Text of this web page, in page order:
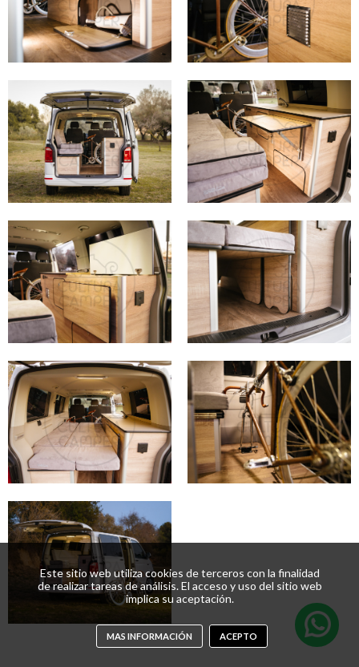
Este sitio web utiliza cookies de terceros con la finalidad
de realizar tareas de análisis. El acceso y uso del sitio web
implica su aceptación.
MAS INFORMACIÓN ACEPTO